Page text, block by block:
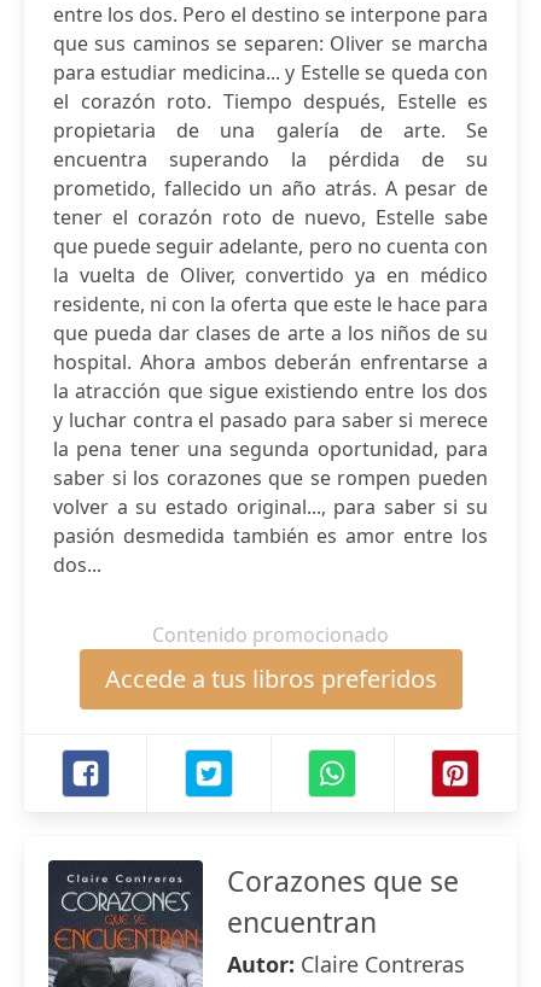
entre los dos. Pero el destino se interpone para
que sus caminos se separen: Oliver se marcha
para estudiar medicina... y Estelle se queda con
el corazón roto. Tiempo después, Estelle es
propietaria de una galería de arte. Se
encuentra superando la pérdida de su
prometido, fallecido un año atrás. A pesar de
tener el corazón roto de nuevo, Estelle sabe
que puede seguir adelante, pero no cuenta con
la vuelta de Oliver, convertido ya en médico
residente, ni con la oferta que este le hace para
que pueda dar clases de arte a los niños de su
hospital. Ahora ambos deberán enfrentarse a
la atracción que sigue existiendo entre los dos
y luchar contra el pasado para saber si merece
la pena tener una segunda oportunidad, para
saber si los corazones que se rompen pueden
volver a su estado original..., para saber si su
pasión desmedida también es amor entre los
dos...
Contenido promocionado
Accede a tus libros preferidos
Corazones que se
encuentran
Autor: Claire Contreras